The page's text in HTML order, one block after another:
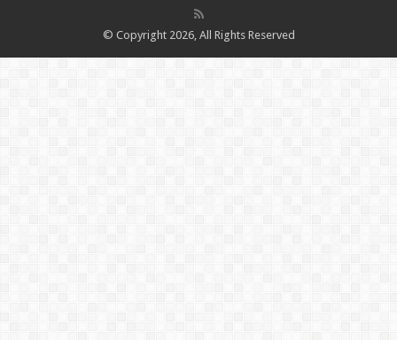
© Copyright 2026, All Rights Reserved